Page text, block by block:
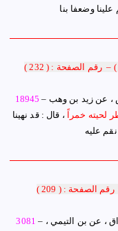
– رقم الصفحة : ( 232 )
18945 – أخبرنا : عبد الرزاق ، عن إبن عيينة ، عن الأعمش ، عن زيد بن وهب
لحيته خمراً ، قال : قد نهينا
رقم الصفحة : ( 209 )
3081 – حدثنا : إسحاق بن إبراهيم الدبري ، عن عبد الرزاق ، عن بن التيمي ،